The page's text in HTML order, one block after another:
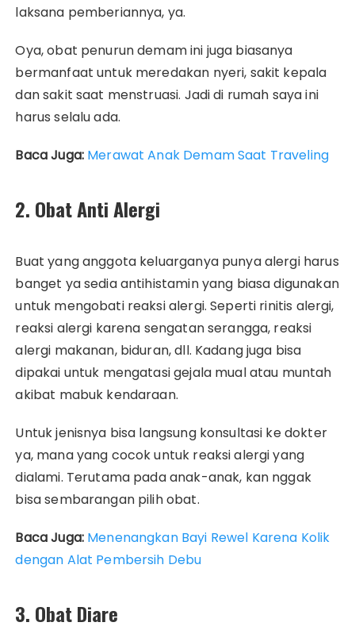
laksana pemberiannya, ya.
Oya, obat penurun demam ini juga biasanya
bermanfaat untuk meredakan nyeri, sakit kepala
dan sakit saat menstruasi. Jadi di rumah saya ini
harus selalu ada.
Baca Juga: Merawat Anak Demam Saat Traveling
2. Obat Anti Alergi
Buat yang anggota keluarganya punya alergi harus
banget ya sedia antihistamin yang biasa digunakan
untuk mengobati reaksi alergi. Seperti rinitis alergi,
reaksi alergi karena sengatan serangga, reaksi
alergi makanan, biduran, dll. Kadang juga bisa
dipakai untuk mengatasi gejala mual atau muntah
akibat mabuk kendaraan.
Untuk jenisnya bisa langsung konsultasi ke dokter
ya, mana yang cocok untuk reaksi alergi yang
dialami. Terutama pada anak-anak, kan nggak
bisa sembarangan pilih obat.
Baca Juga: Menenangkan Bayi Rewel Karena Kolik
dengan Alat Pembersih Debu
3. Obat Diare